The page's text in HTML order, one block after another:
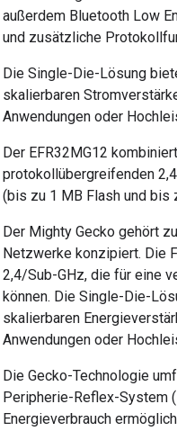
außerdem Bluetooth Low
und zusätzliche
Die Single-Die-Lösung
skalierbaren
Anwendungen oder
Der EFR32MG12
protokollübergreifenden
(bis zu 1 MB Flash und bis
Der Mighty Gecko gehört
Netzwerke konzipiert. Die
2,4/Sub-GHz, die für eine
können. Die Single-Die-
skalierbaren
Anwendungen oder
Die Gecko-Technologie
Peripherie-Reflex-System
Energieverbrauch